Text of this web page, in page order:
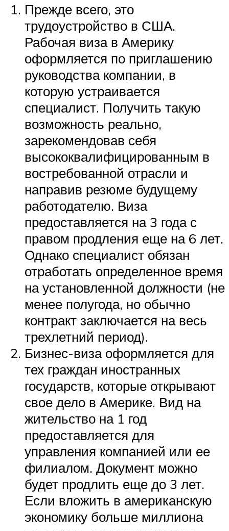
Прежде всего, это
трудоустройство в США.
Рабочая виза в Америку
оформляется по приглашению
руководства компании, в
которую устраивается
специалист. Получить такую
возможность реально,
зарекомендовав себя
высококвалифицированным в
востребованной отрасли и
направив резюме будущему
работодателю. Виза
предоставляется на 3 года с
правом продления еще на 6 лет.
Однако специалист обязан
отработать определенное время
на установленной должности (не
менее полугода, но обычно
контракт заключается на весь
трехлетний период).
Бизнес-виза оформляется для
тех граждан иностранных
государств, которые открывают
свое дело в Америке. Вид на
жительство на 1 год
предоставляется для
управления компанией или ее
филиалом. Документ можно
будет продлить еще до 3 лет.
Если вложить в американскую
экономику больше миллиона